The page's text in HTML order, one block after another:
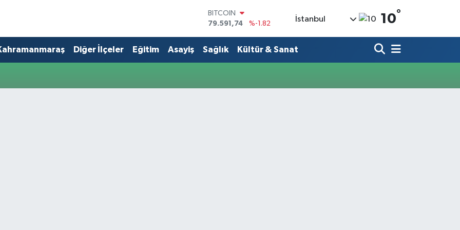
BITCOIN
79.591,74
%-1.82
EURO
53,38690
%0.19
İstanbul 10°
Diğer İlçeler Eğitim Asayiş Sağlık Kültür & Sanat